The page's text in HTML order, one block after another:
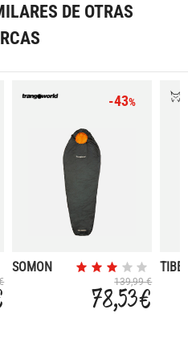
DE OTRAS
-43%
SOMON
139,99 €
78,53 €